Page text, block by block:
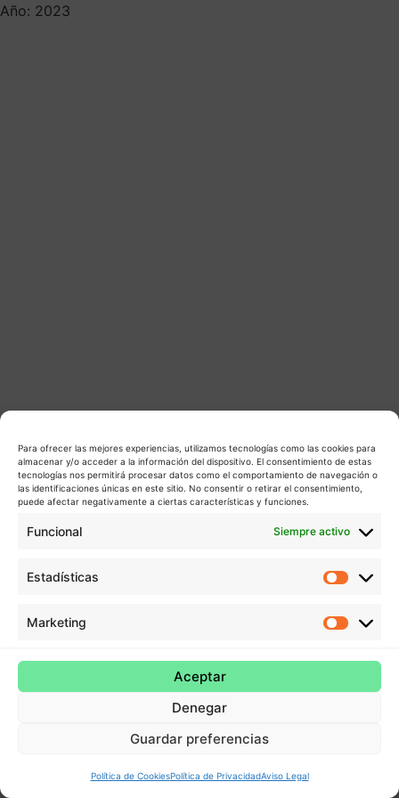
Para ofrecer las mejores experiencias, utilizamos tecnologías como las cookies para
almacenar y/o acceder a la información del dispositivo. El consentimiento de estas
tecnologías nos permitirá procesar datos como el comportamiento de navegación o
las identificaciones únicas en este sitio. No consentir o retirar el consentimiento,
puede afectar negativamente a ciertas características y funciones.
Funcional Siempre activo
Estadísticas
Marketing
Aceptar
Denegar
Guardar preferencias
Política de CookiesPolítica de PrivacidadAviso Legal
Año: 2023